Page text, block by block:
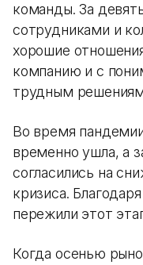
команды. За
сотрудниками и
хорошие
компанию и с
трудным
Во время
временно ушла, а
согласились на
кризиса.
пережили этот
Когда осенью